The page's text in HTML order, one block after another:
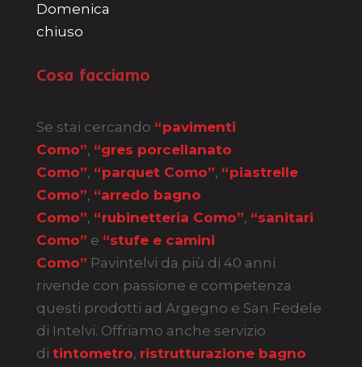
Domenica
chiuso
Cosa facciamo
Se stai cercando “pavimenti
Como”, “gres porcellanato
Como”, “parquet Como”, “piastrelle
Como”, “arredo bagno
Como”, “rubinetteria Como”, “sanitari
Como” e “stufe e camini
Como” Pavintelvi da più di 40 anni
rivende con passione e competenza
questi prodotti ad Argegno e San Fedele
di Intelvi. Offriamo anche servizio
di tintometro, ristrutturazione bagno